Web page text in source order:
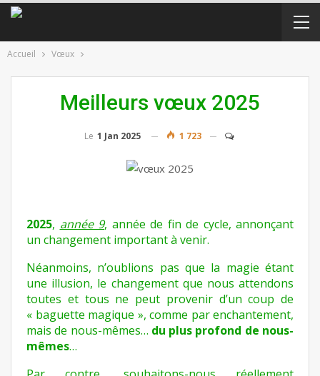
Accueil Vœux
Meilleurs vœux 2025
Le 1 Jan 2025 1 723
2025, année 9, année de fin de cycle, annonçant
un changement important à venir.
Néanmoins, n’oublions pas que la magie étant
une illusion, le changement que nous attendons
toutes et tous ne peut provenir d’un coup de
« baguette magique », comme par enchantement,
mais de nous-mêmes… du plus profond de nous-
mêmes…